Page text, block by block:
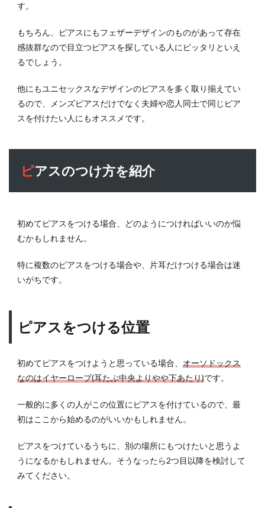
す。
もちろん、ピアスにもフェザーデザインのものがあって存在
感抜群なので目立つピアスを探している人にピッタリといえ
るでしょう。
他にもユニセックスなデザインのピアスを多く取り揃えてい
るので、メンズピアスだけでなく夫婦や恋人同士で同じピア
スを付けたい人にもオススメです。
ピアスのつけ方を紹介
初めてピアスをつける場合、どのようにつければいいのか悩
むかもしれません。
特に複数のピアスをつける場合や、片耳だけつける場合は迷
いがちです。
ピアスをつける位置
初めてピアスをつけようと思っている場合、 オーソドックス
なのはイヤーローブ(耳たぶ中央よりやや下あたり)です。
一般的に多くの人がこの位置にピアスを付けているので、最
初はここから始めるのがいいかもしれません。
ピアスをつけているうちに、別の場所にもつけたいと思うよ
うになるかもしれません。そうなったら2つ目以降を検討して
みてください。